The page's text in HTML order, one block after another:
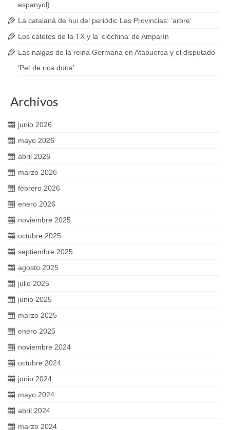
espanyol)
La catalaná de hui del periódic Las Provincias: ‘arbre’
Los catetos de la TX y la ‘clóchina’ de Amparín
Las nalgas de la reina Germana en Atapuerca y el disputado
‘Pet de rica dona’
Archivos
junio 2026
mayo 2026
abril 2026
marzo 2026
febrero 2026
enero 2026
noviembre 2025
octubre 2025
septiembre 2025
agosto 2025
julio 2025
junio 2025
marzo 2025
enero 2025
noviembre 2024
octubre 2024
junio 2024
mayo 2024
abril 2024
marzo 2024